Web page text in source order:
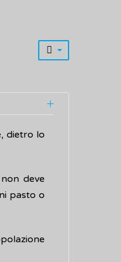
dietro lo
deve
pasto o